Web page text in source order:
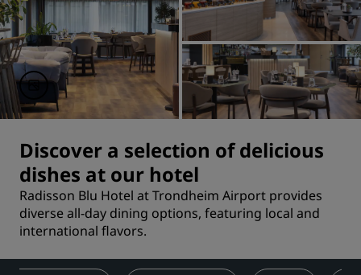
Discover a selection of delicious
dishes at our hotel
Radisson Blu Hotel at Trondheim Airport provides
diverse all-day dining options, featuring local and
international flavors.